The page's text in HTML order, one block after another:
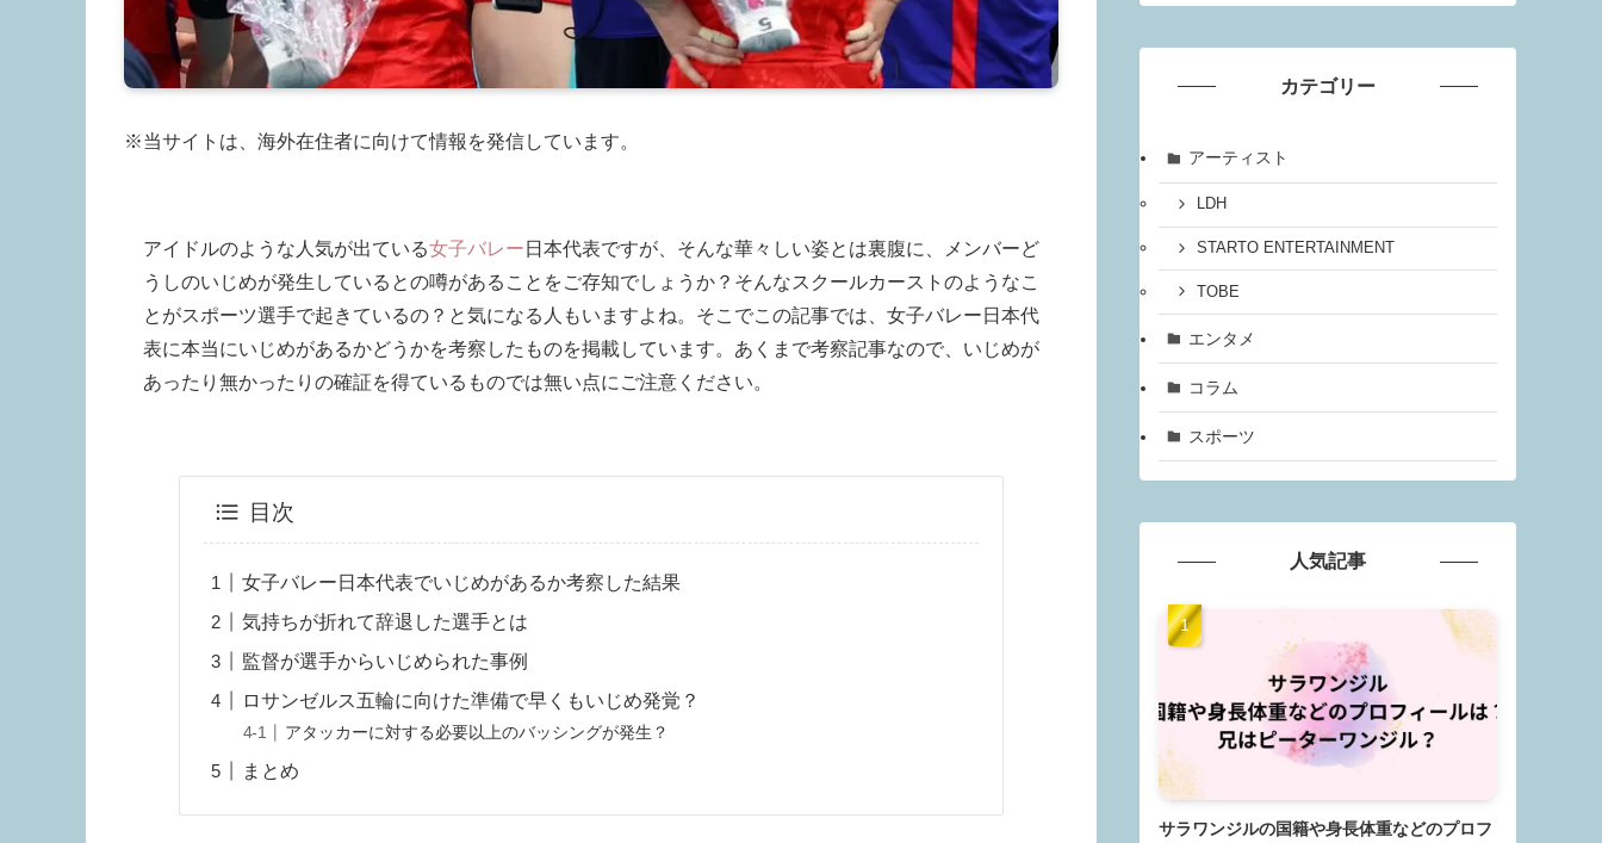
※当サイトは、海外在住者に向けて情報を発信しています。
アイドルのような人気が出ている女子バレー 日本代表ですが、そんな華々しい姿とは裏腹に、メンバーど
うしのいじめが発生しているとの噂があることをご存知でしょうか？そんなスクールカーストのようなこ
とがスポーツ選手で起きているの？と気になる人もいますよね。そこでこの記事では、女子バレー日本代
表に本当にいじめがあるかどうかを考察したものを掲載しています。あくまで考察記事なので、いじめが
あったり無かったりの確証を得ているものでは無い点にご注意ください。
目次
女子バレー日本代表でいじめがあるか考察した結果
気持ちが折れて辞退した選手とは
監督が選手からいじめられた事例
ロサンゼルス五輪に向けた準備で早くもいじめ発覚？
アタッカーに対する必要以上のバッシングが発生？
まとめ
カテゴリー
アーティスト
LDH
STARTO ENTERTAINMENT
TOBE
エンタメ
コラム
スポーツ
人気記事
サラワンジルの国籍や身長体重などのプロフ